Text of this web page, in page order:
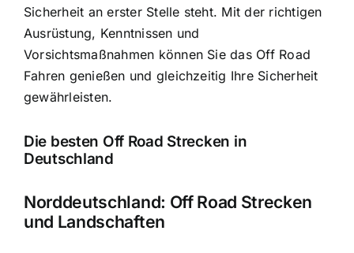
Sicherheit an erster Stelle steht. Mit der richtigen
Ausrüstung, Kenntnissen und
Vorsichtsmaßnahmen können Sie das Off Road
Fahren genießen und gleichzeitig Ihre Sicherheit
gewährleisten.
Die besten Off Road Strecken in
Deutschland
Norddeutschland: Off Road Strecken
und Landschaften